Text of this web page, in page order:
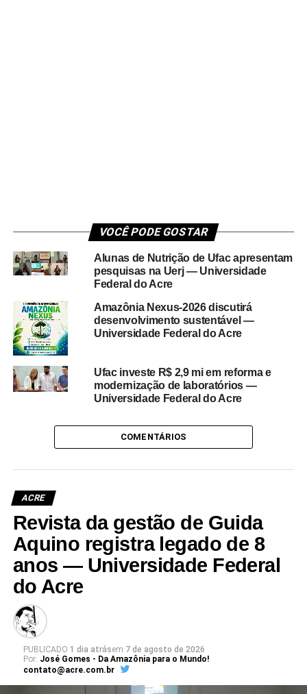
VOCÊ PODE GOSTAR
Alunas de Nutrição de Ufac apresentam
pesquisas na Uerj — Universidade
Federal do Acre
Amazônia Nexus-2026 discutirá
desenvolvimento sustentável —
Universidade Federal do Acre
Ufac investe R$ 2,9 mi em reforma e
modernização de laboratórios —
Universidade Federal do Acre
COMENTÁRIOS
ACRE
Revista da gestão de Guida
Aquino registra legado de 8
anos — Universidade Federal
do Acre
PUBLICADO 1 dia atrásem 7 de agosto de 2026
Por: José Gomes - Da Amazônia para o Mundo!
contato@acre.com.br